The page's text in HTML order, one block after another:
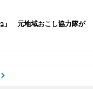
」 元地域おこし協力隊が